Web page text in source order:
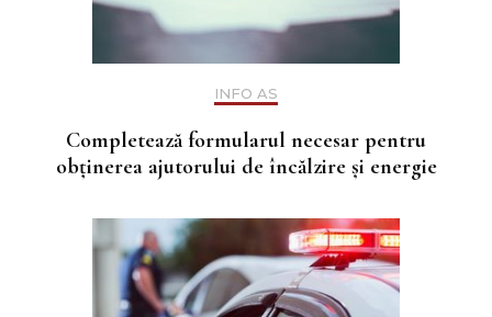
INFO AS
Completează formularul necesar pentru
obținerea ajutorului de încălzire și energie